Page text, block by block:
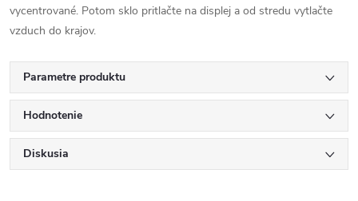
vycentrované. Potom sklo pritlačte na displej a od stredu vytlačte
vzduch do krajov.
Parametre produktu
Hodnotenie
Diskusia